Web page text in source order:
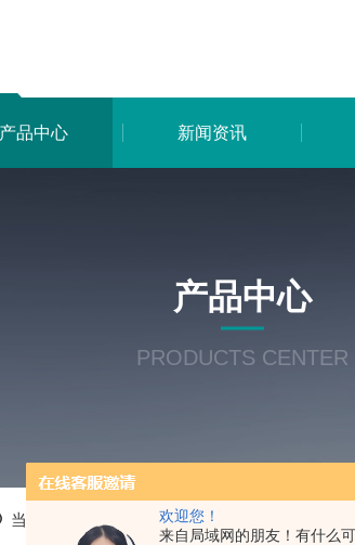
欢迎您！
来自局域网的朋友！有什么
产品中心 新闻资讯
产品中心
PRODUCTS CENTER
当前位置： 产品中心